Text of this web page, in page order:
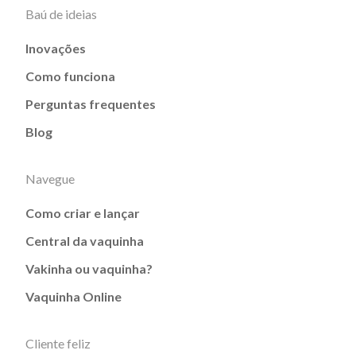
Baú de ideias
Inovações
Como funciona
Perguntas frequentes
Blog
Navegue
Como criar e lançar
Central da vaquinha
Vakinha ou vaquinha?
Vaquinha Online
Cliente feliz